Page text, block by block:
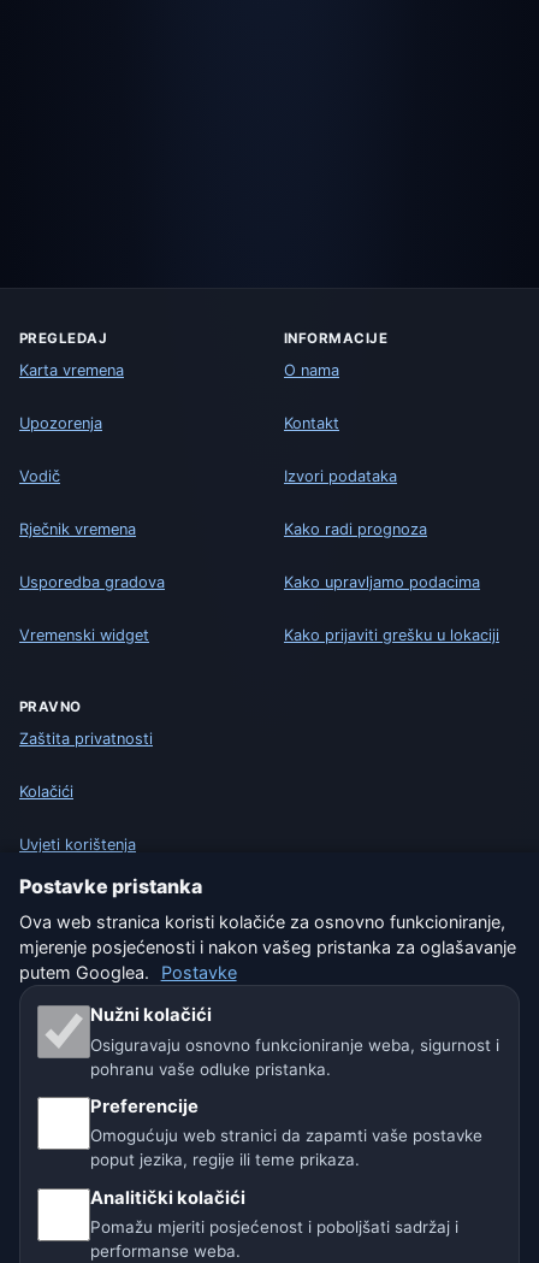
PREGLEDAJ
Karta vremena
Upozorenja
Vodič
Rječnik vremena
Usporedba gradova
Vremenski widget
INFORMACIJE
O nama
Kontakt
Izvori podataka
Kako radi prognoza
Kako upravljamo podacima
Kako prijaviti grešku u lokaciji
PRAVNO
Zaštita privatnosti
Kolačići
Uvjeti korištenja
Isključenje odgovornosti
Pomažemo životinjama
Sitemap
Naše vremenske stranice:
🇨🇿 Češka 🇭🇷 Hrvatska
🇩🇪🇦🇹🇨🇭 Njemačka / Austrija / Švicarska
Postavke pristanka
Ova web stranica koristi kolačiće za osnovno funkcioniranje,
mjerenje posjećenosti i nakon vašeg pristanka za oglašavanje
putem Googlea.
Postavke
Nužni kolačići
Osiguravaju osnovno funkcioniranje weba, sigurnost i
pohranu vaše odluke pristanka.
Preferencije
Omogućuju web stranici da zapamti vaše postavke
poput jezika, regije ili teme prikaza.
Analitički kolačići
Pomažu mjeriti posjećenost i poboljšati sadržaj i
performanse weba.